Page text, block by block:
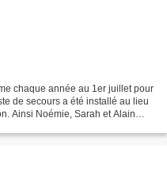
chaque année au 1er juillet pour
de secours a été installé au lieu
Ainsi Noémie, Sarah et Alain